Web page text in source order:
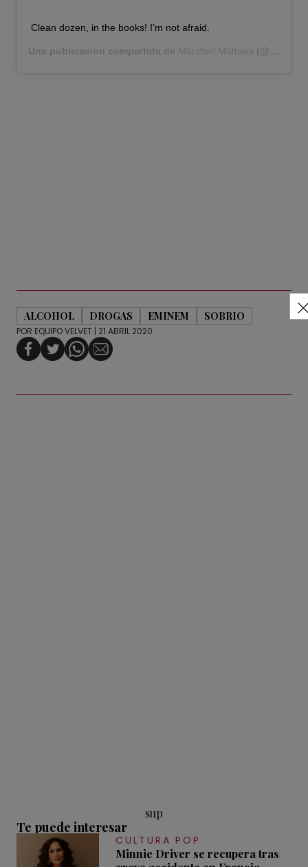
Clean dozen, in the books! I’m not afraid.
Una publicación compartida de Marshall Mathers (@eminem) el
ALCOHOL DROGAS EMINEM SOBRIO
POR EQUIPO VELVET | 21 ABRIL 2020
sup
Te puede interesar
CULTURA POP
Minnie Driver se recupera tras